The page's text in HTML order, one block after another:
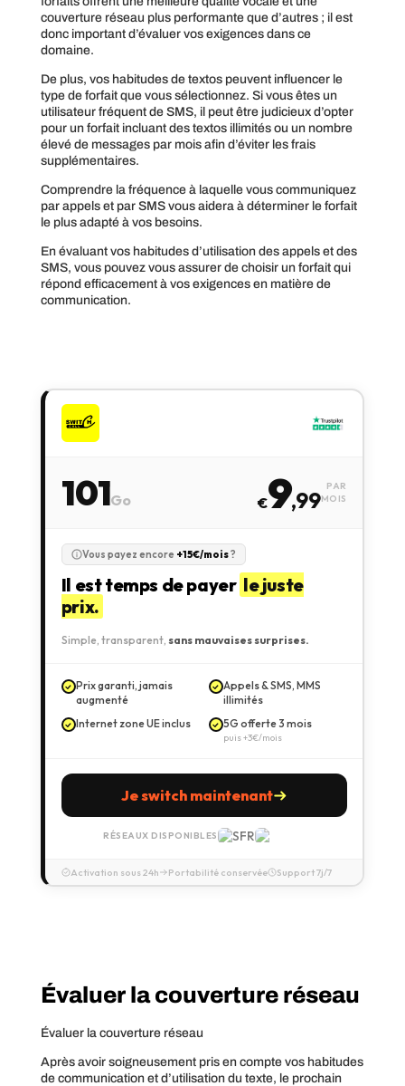
couverture réseau plus performante que d’autres ; il est
donc important d’évaluer vos exigences dans ce
domaine.
De plus, vos habitudes de textos peuvent influencer le
type de forfait que vous sélectionnez. Si vous êtes un
utilisateur fréquent de SMS, il peut être judicieux d’opter
pour un forfait incluant des textos illimités ou un nombre
élevé de messages par mois afin d’éviter les frais
supplémentaires.
Comprendre la fréquence à laquelle vous communiquez
par appels et par SMS vous aidera à déterminer le forfait
le plus adapté à vos besoins.
En évaluant vos habitudes d’utilisation des appels et des
SMS, vous pouvez vous assurer de choisir un forfait qui
répond efficacement à vos exigences en matière de
communication.
101Go €9,99
PAR
MOIS
Vous payez encore +15€/mois?
Il est temps de payer le juste
prix.
Simple, transparent, sans mauvaises surprises.
Prix garanti, jamais
augmenté
Appels & SMS, MMS
illimités
Internet zone UE inclus
5G offerte 3 mois
puis +3€/mois
Je switch maintenant
RÉSEAUX DISPONIBLES
Activation sous 24h Portabilité conservée Support 7j/7
Évaluer la couverture réseau
Évaluer la couverture réseau
Après avoir soigneusement pris en compte vos habitudes
de communication et d’utilisation du texte, le prochain